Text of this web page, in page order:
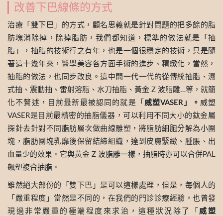
改善下巴線條的方式
治療「雙下巴」的方式，顧名思義就是針對問題的把多餘的脂
肪塊消除掉，除掉脂肪，我們都知道，標準的做法就是「抽
脂」，抽脂的技術行之有年，也是一個很穩定的技術，只是隨
著這十幾年來，醫學美容各方面手術的進步、精緻化，當然，
抽脂的做法，也同步改良。這中間一代一代的從傳統抽脂、濕
式抽、震動抽、雷射溶脂、水刀抽脂、黃金 Z 波脂雕…等，就簡
化不贅述，目前最新最被認同的就是「 威塑VASER」。 威塑
VASER是目前最精密的抽脂儀器，可以利用不同大小的鈦金屬
探針去針對不同脂肪層次做曲線雕塑，將脂肪細胞分解為小團
塊，脂肪團塊乳靡後保留結締組織，達到皮膚緊緻、腫脹、出
血量少的效果。它與黃金 Z 波脂雕一樣，抽脂時亦可以合併PAL
飆塑複合抽脂。
雖然絕大部份的「雙下巴」是可以這樣處理，但是，每個人的
「嚴重程度」當然是不同的，在我們的門診診療經驗，也曾發
現過非常嚴重的極端程度來求治，這種狀況除了「 威塑